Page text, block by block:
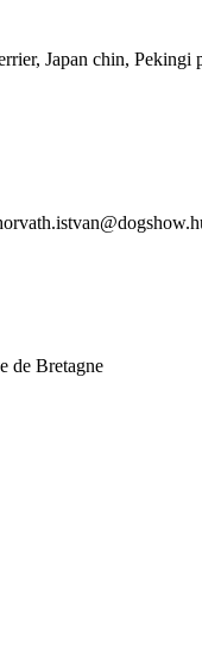
Japan chin, Pekingi
de Bretagne